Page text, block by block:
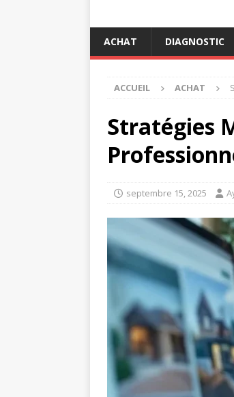
ACHAT DIAGNOSTIC
ACCUEIL ACHAT
Stratégies
septembre 15, 2025